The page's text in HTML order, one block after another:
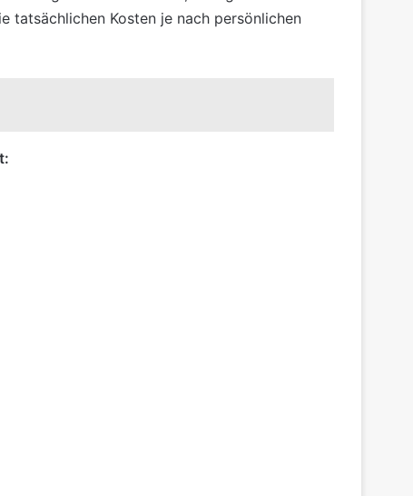
tatsächlichen Kosten je nach persönlichen